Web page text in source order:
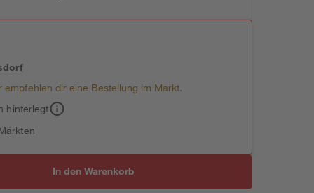
empfehlen dir eine Bestellung im Markt.
hinterlegt
In den Warenkorb